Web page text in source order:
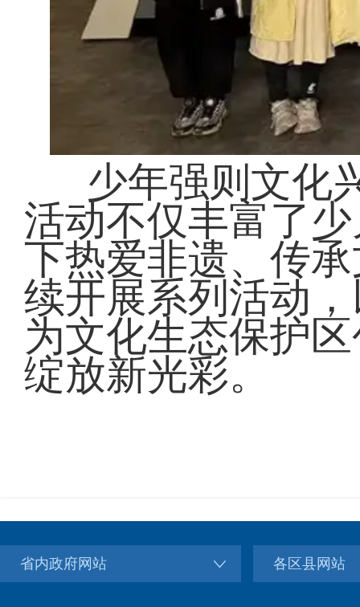
少年强则文化
活动不仅丰富了
下热爱非遗、传
续开展系列活动
为文化生态保护
绽放新光彩。
省内政府网站 各区县网站